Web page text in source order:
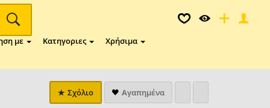
με Κατηγοριες Χρήσιμα
Σχόλιο Αγαπημένα